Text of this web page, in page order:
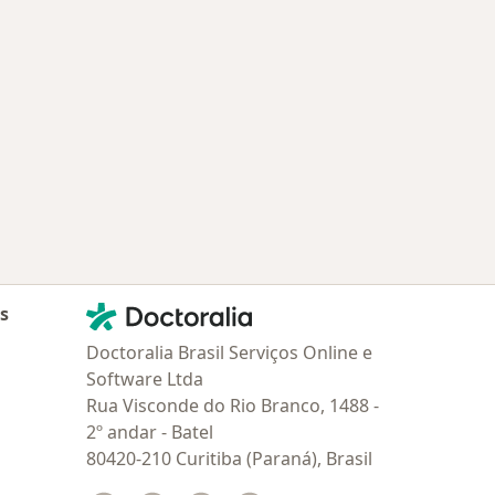
Contato
Doctoralia - Homepage
Doctoralia Brasil Serviços Online e
Software Ltda
Rua Visconde do Rio Branco, 1488 -
2º andar - Batel
80420-210 Curitiba (Paraná), Brasil